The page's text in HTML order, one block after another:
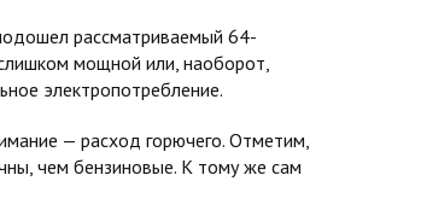
рассматриваемый 64-
мощной или, наоборот,
электропотребление.
— расход горючего. Отметим,
чем бензиновые. К тому же сам